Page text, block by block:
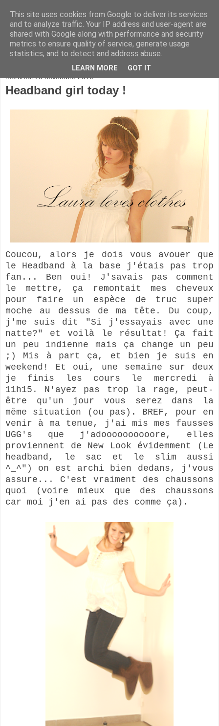
mercredi 10 novembre 2010
Headband girl today !
Coucou, alors je dois vous avouer que
le Headband à la base j'étais pas trop
fan... Ben oui! J'savais pas comment
le mettre, ça remontait mes cheveux
pour faire un espèce de truc super
moche au dessus de ma tête. Du coup,
j'me suis dit "Si j'essayais avec une
natte?" et voilà le résultat! Ça fait
un peu indienne mais ça change un peu
;) Mis à part ça, et bien je suis en
weekend! Et oui, une semaine sur deux
je finis les cours le mercredi à
11h15. N'ayez pas trop la rage, peut-
être qu'un jour vous serez dans la
même situation (ou pas). BREF, pour en
venir à ma tenue, j'ai mis mes fausses
UGG's que j'adoooooooooore, elles
proviennent de New Look évidemment (Le
headband, le sac et le slim aussi
^_^") on est archi bien dedans, j'vous
assure... C'est vraiment des chaussons
quoi (voire mieux que des chaussons
car moi j'en ai pas des comme ça).
This site uses cookies from Google to deliver its services
and to analyze traffic. Your IP address and user-agent are
shared with Google along with performance and security
metrics to ensure quality of service, generate usage
statistics, and to detect and address abuse.
LEARN MORE GOT IT